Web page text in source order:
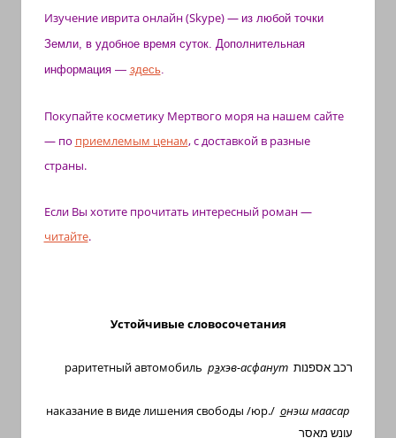
Изучение ивритаонлайн (Skype)— из любой точки
Земли, в удобное время суток. Дополнительная
информация — здесь.
Покупайте косметику Мертвого моря на нашем сайте
— по приемлемым ценам, с доставкой в разные
страны.
Если Вы хотите прочитать интересный роман —
читайте.
Устойчивые словосочетания
раритетный автомобиль рэхэв-асфанут רכב אספנות
наказание в виде лишения свободы /юр./ онэш маасар
עונש מאסר